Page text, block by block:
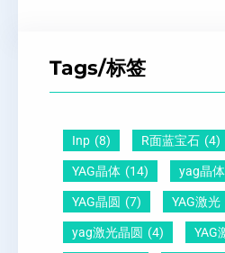
晶
-
压
电
晶
圆
Tags/标签
Inp (8) R面蓝宝石 (4)
YAG晶体 (14) yag晶
YAG晶圆 (7) YAG激光
yag激光晶圆 (4) YAG